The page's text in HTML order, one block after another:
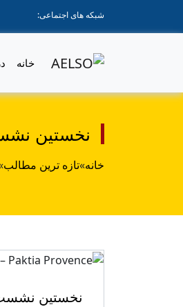
شبکه های اجتماعی:
خانه
نخستین
خانه»تازه ترین مطالب
نخستین نشست